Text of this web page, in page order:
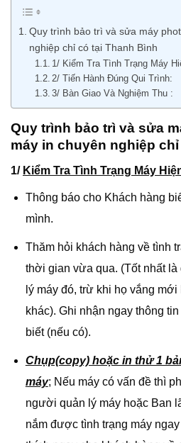
Quy trình bảo trì và sửa máy
nghiệp chỉ có tại Thanh Bình
1/ Kiểm Tra Tình Trạng Máy
2/ Tiến Hành Đúng Qui Trình:
3/ Bàn Giao Và Nghiệm Thu :
Quy trình bảo trì và sửa
máy in chuyên nghiệp
1/ Kiểm Tra Tình Trạng Máy
Thông báo cho Khách hàng
mình.
Thăm hỏi khách hàng về tình
thời gian vừa qua. (Tốt nhất
lý máy đó, trừ khi họ vắng
khác). Ghi nhận ngay thông
biết (nếu có).
Chụp(copy) hoặc in thử 1
máy; Nếu máy có vấn đề thì
người quản lý máy hoặc Ban
nắm được tình trạng máy